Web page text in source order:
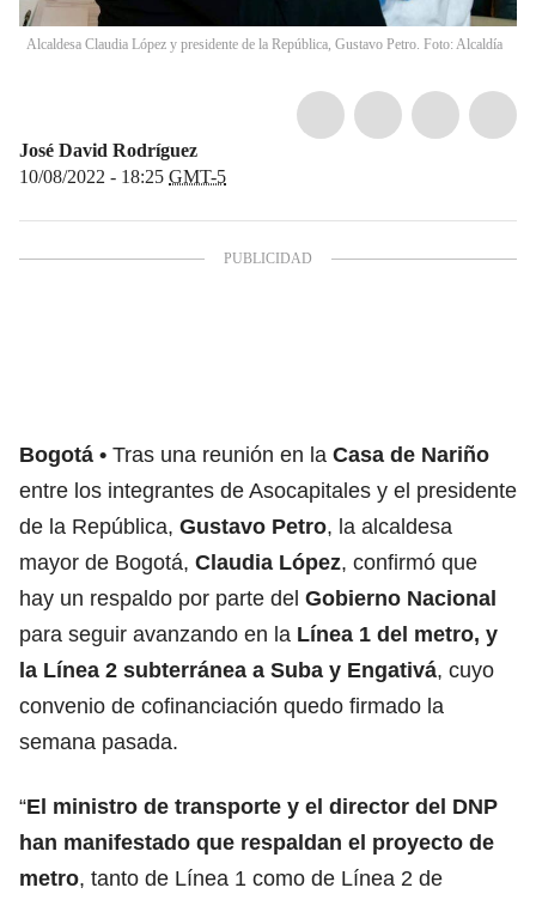
Alcaldesa Claudia López y presidente de la República, Gustavo Petro. Foto: Alcaldía
José David Rodríguez
10/08/2022 - 18:25 GMT-5
Bogotá Tras una reunión en la Casa de Nariño
entre los integrantes de Asocapitales y el presidente
de la República, Gustavo Petro, la alcaldesa
mayor de Bogotá, Claudia López, confirmó que
hay un respaldo por parte del Gobierno Nacional
para seguir avanzando en la Línea 1 del metro, y
la Línea 2 subterránea a Suba y Engativá, cuyo
convenio de cofinanciación quedo firmado la
semana pasada.
“El ministro de transporte y el director del DNP
han manifestado que respaldan el proyecto de
metro, tanto de Línea 1 como de Línea 2 de